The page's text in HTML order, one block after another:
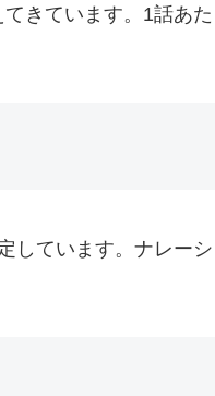
きています。1話あ
ています。ナレーシ